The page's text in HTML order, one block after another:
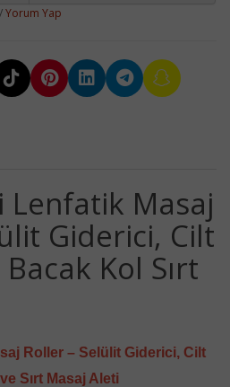
/Yorum Yap
Lenfatik Masaj
Giderici, Cilt
Bacak Kol Sırt
Roller – Selülit Giderici, Cilt
ve Sırt Masaj Aleti